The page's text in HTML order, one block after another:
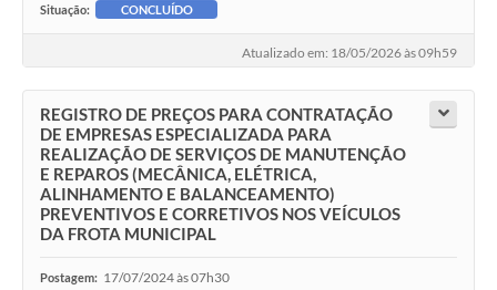
Situação: CONCLUÍDO
Atualizado em: 18/05/2026 às 09h59
REGISTRO DE PREÇOS PARA CONTRATAÇÃO
DE EMPRESAS ESPECIALIZADA PARA
REALIZAÇÃO DE SERVIÇOS DE MANUTENÇÃO
E REPAROS (MECÂNICA, ELÉTRICA,
ALINHAMENTO E BALANCEAMENTO)
PREVENTIVOS E CORRETIVOS NOS VEÍCULOS
DA FROTA MUNICIPAL
Postagem: 17/07/2024 às 07h30